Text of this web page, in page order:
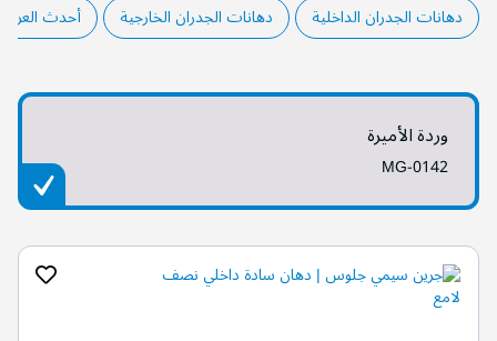
دهانات الجدران الداخلية دهانات الجدران الخارجية أحدث
وردة الأميرة
MG-0142